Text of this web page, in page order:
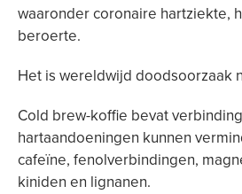
waaronder coronaire hartziekte,
beroerte.
Het is wereldwijd doodsoorzaak
Cold brew-koffie bevat
hartaandoeningen kunnen
cafeïne, fenolverbindingen,
kiniden en lignanen.